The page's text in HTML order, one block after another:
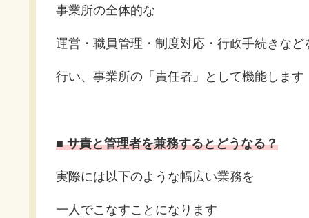
事業所の全体的な
運営・職員管理・制度対応・行政手続きなど
行い、事業所の「責任者」として機能します
■ サ責と管理者を兼務するとどうなる？
実際には以下のような幅広い業務を
一人でこなすことになります